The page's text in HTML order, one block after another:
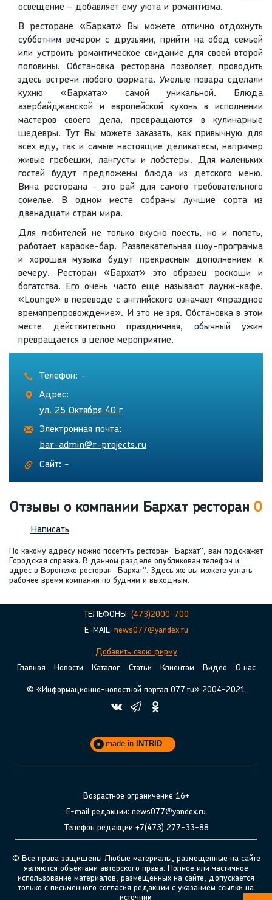
освещение – добавляет ему уюта и романтизма.
В ресторане «Бархат» Вы можете отлично отдохнуть
субботним вечером с друзьями, прийти на обед семьей
или устроить романтическое свидание для своей второй
половины. Обстановка ресторана позволяет проводить
здесь встречи любого формата. Умелые повара сделали
кухню «Бархата» самой уникальной. Блюда
азербайджанской и европейской кухонь в исполнении
мастеров своего дела, превращаются в кулинарные
шедевры. Тут Вы можете заказать, как привычную для
всех еду, так и самые настоящие деликатесы, например
живые гребешки, лангусты и лобстеры. Для маленьких
гостей будут предложены блюда из детского меню.
Вина ресторана - это рай для самого требовательного
сомелье. В одном месте собраны лучшие сорта из
двенадцати стран мира.
Для любителей не только вкусно поесть, но и попеть,
работает караоке-бар. Развлекательная шоу-программа
и хорошая музыка будут прекрасным дополнением к
вечеру. Ресторан «Бархат» это образец роскоши и
богатства. Его очень часто еще называют лаунж-кафе.
«Lounge» в переводе с английского означает «праздное
времяпрепровождение». И это не зря. Обстановка в этом
месте действительно праздничная, обычный ужин
превращается в целое мероприятие.
Телефон: -
Адрес:
ул. 25 Октября 40 г
Электронная почта:
bar-admin@r-projects.ru
Сайт: -
Отзывы о компании Бархат ресторан 0
Написать
По какому адресу можно посетить ресторан "Бархат", вам подскажет
Городская справка. В данном разделе опубликован телефон и
адрес в Воронеже ресторан "Бархат". Здесь же вы можете узнать
рабочее время компании по будням и выходным.
ТЕЛЕФОНЫ: (473)2000-700
E-MAIL: news077@yandex.ru
Добавить свою фирму
Главная
Новости Каталог Статьи Клиентам Видео О нас
© «Информационно-новостной портал 077.ru» 2004-2021
made in INTRID
Возрастное ограничение 16+
E-mail редакции: news077@yandex.ru
Телефон редакции +7(473) 277-33-88
© Все права защищены Любые материалы, размещенные на сайте
являются объектами авторского права. Полное или частичное
использование материалов, размещенных на сайте, допускается
только с письменного согласия редакции с указанием ссылки на
источник.